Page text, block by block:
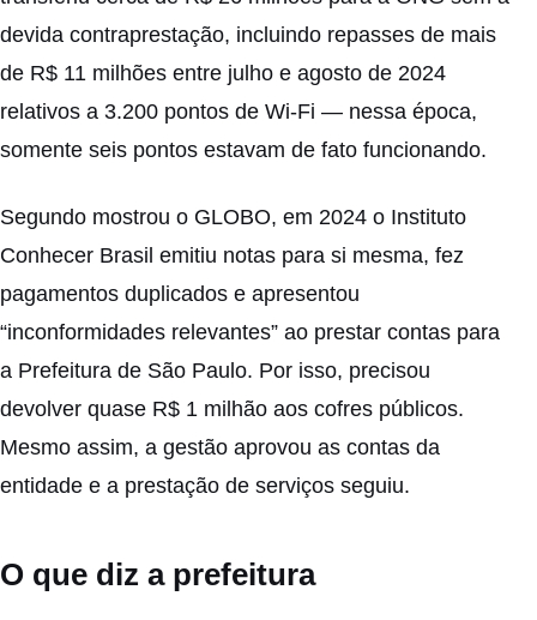
devida contraprestação, incluindo repasses de mais
de R$ 11 milhões entre julho e agosto de 2024
relativos a 3.200 pontos de Wi-Fi — nessa época,
somente seis pontos estavam de fato funcionando.
Segundo mostrou o GLOBO, em 2024 o Instituto
Conhecer Brasil emitiu notas para si mesma, fez
pagamentos duplicados e apresentou
“inconformidades relevantes” ao prestar contas para
a Prefeitura de São Paulo. Por isso, precisou
devolver quase R$ 1 milhão aos cofres públicos.
Mesmo assim, a gestão aprovou as contas da
entidade e a prestação de serviços seguiu.
O que diz a prefeitura